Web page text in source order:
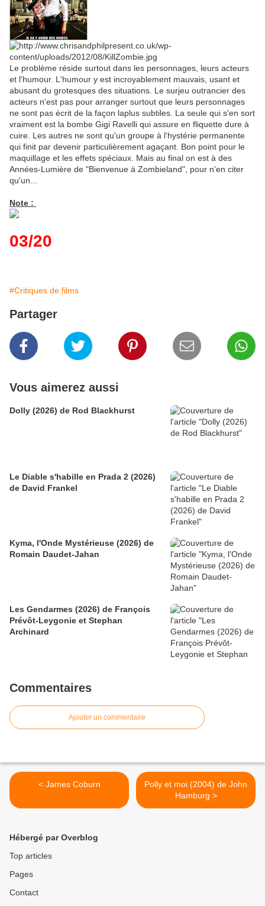
Le problème réside surtout dans les personnages, leurs acteurs
et l'humour. L'humour y est incroyablement mauvais, usant et
abusant du grotesques des situations. Le surjeu outrancier des
acteurs n'est pas pour arranger surtout que leurs personnages
ne sont pas écrit de la façon laplus subtiles. La seule qui s'en sort
vraiment est la bombe Gigi Ravelli qui assure en fliquette dure à
cuire. Les autres ne sont qu'un groupe à l'hystérie permanente
qui finit par devenir particulièrement agaçant. Bon point pour le
maquillage et les effets spéciaux. Mais au final on est à des
Années-Lumière de "Bienvenue à Zombieland", pour n'en citer
qu'un...
Note :
03/20
#Critiques de films
Partager
Vous aimerez aussi
Dolly (2026) de Rod Blackhurst
Le Diable s'habille en Prada 2 (2026)
de David Frankel
Kyma, l'Onde Mystérieuse (2026) de
Romain Daudet-Jahan
Les Gendarmes (2026) de François
Prévôt-Leygonie et Stephan
Archinard
Commentaires
Ajouter un commentaire
< James Coburn
Polly et moi (2004) de John
Hamburg >
Hébergé par Overblog
Top articles
Pages
Contact